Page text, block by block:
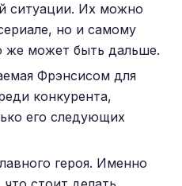
ситуации. Их можно
но и самому
же может быть дальше.
Фрэнсисом для
конкурента,
его следующих
героя. Именно